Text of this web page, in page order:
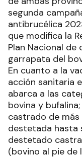
segunda
antibrucélica
que modifica la
Plan Nacional
garrapata del
En cuanto a la
acción sanitaria
abarca a las
bovina y
castrado de más
destetada hasta
destetado
(bovino al pie de